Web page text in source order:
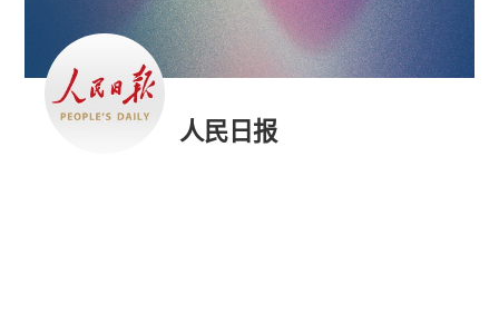
人民日报